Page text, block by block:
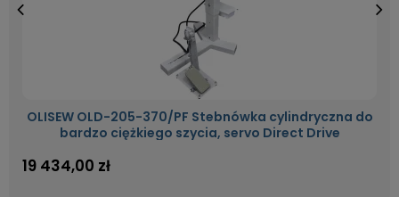
OLISEW OLD-205-370/PF Stebnówka cylindryczna do
bardzo ciężkiego szycia, servo Direct Drive
19 434,00 zł